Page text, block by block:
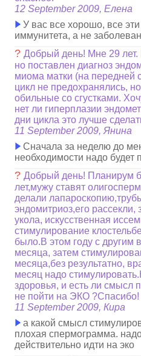
12 September 2009, Елена
У вас все хорошо, все
иммунитета, а не
?Добрый день! Мне 29
но поставлен диагноз
миома матки (на передней
цикл не предохранялись,
обильные со сгустками.
нет ли гиперплазии
дни цикла это лучше
11 September 2009, Янина
Сначала за неделю до
необходимости надо будет
?Добрый день! Планирум
лет,мужу ставят
делали
эндомитриоз,его
укола, искусственная
стимулирование
было.В этом году с другим
месяца, затем
месяца,без результатно,
месяц надо
здоровья, и есть ли смысл
не пойти на ЭКО ?Спасибо!
11 September 2009, Кира
а какой смысл
плохая спермограмма.
действительно идти на эко